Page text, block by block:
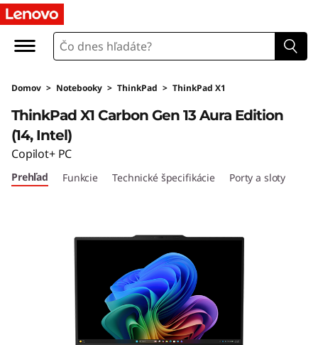
Domov > Notebooky > ThinkPad > ThinkPad X1
ThinkPad X1 Carbon Gen 13 Aura Edition
(14, Intel)
Copilot+ PC
Prehľad Funkcie Technické špecifikácie Porty a sloty